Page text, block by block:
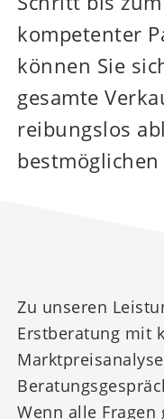
kompetenter
können Sie
gesamte
reibungslos
Zu unseren
Erstberatung mit
Wenn alle